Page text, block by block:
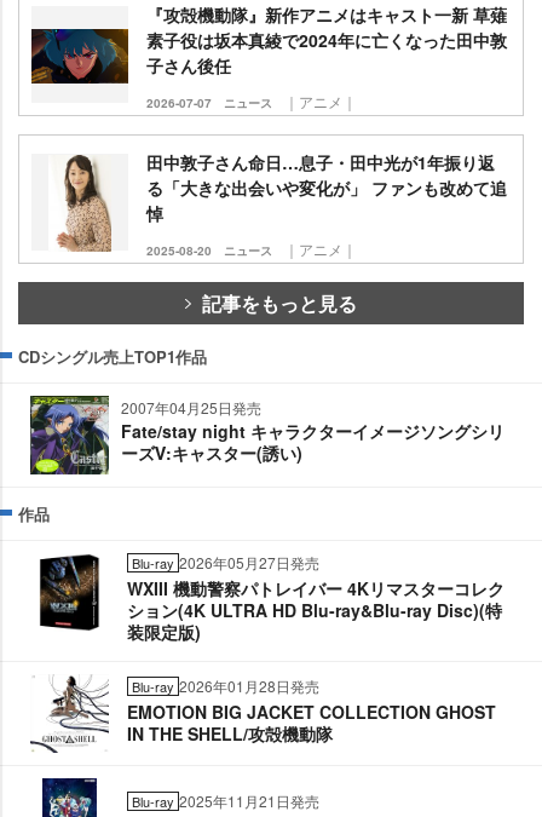
『攻殻機動隊』新作アニメはキャスト一新 草薙
素子役は坂本真綾で2024年に亡くなった田中敦
子さん後任
2026-07-07 ニュース ｜アニメ｜
田中敦子さん命日…息子・田中光が1年振り返
る「大きな出会いや変化が」 ファンも改めて追
悼
2025-08-20 ニュース ｜アニメ｜
記事をもっと見る
CDシングル売上TOP1作品
2007年04月25日発売
Fate/stay night キャラクターイメージソングシリ
ーズⅤ:キャスター(誘い)
作品
Blu-ray 2026年05月27日発売
WXIII 機動警察パトレイバー 4Kリマスターコレク
ション(4K ULTRA HD Blu-ray&Blu-ray Disc)(特
装限定版)
Blu-ray 2026年01月28日発売
EMOTION BIG JACKET COLLECTION GHOST
IN THE SHELL/攻殻機動隊
Blu-ray 2025年11月21日発売